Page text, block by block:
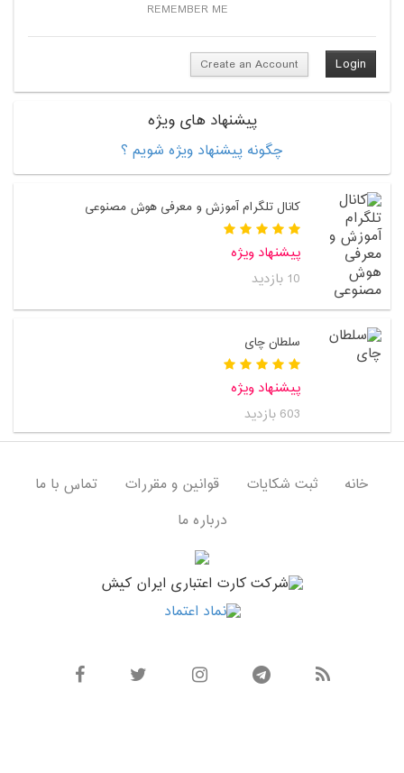
REMEMBER ME
Create an Account
پیشنهاد های ویژه
چگونه پیشنهاد ویژه شویم ؟
کانال تلگرام آموزش و معرفی هوش مصنوعی
پیشنهاد ویژه
10 بازدید
سلطان چای
پیشنهاد ویژه
603 بازدید
خانه ثبت شکایات قوانین و مقررات
تماس با ما
درباره ما